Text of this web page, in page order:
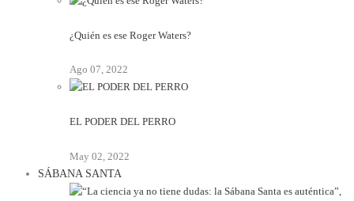
¿Quién es ese Roger Waters?
Ago 07, 2022
EL PODER DEL PERRO
May 02, 2022
SÁBANA SANTA